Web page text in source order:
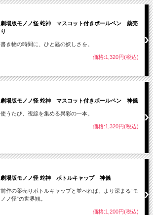
劇場版モノノ怪 蛇神 マスコット付きボールペン 薬売
り
書き物の時間に、ひと匙の妖しさを。
価格:1,320円(税込)
劇場版モノノ怪 蛇神 マスコット付きボールペン 神儀
使うたび、視線を集める異彩の一本。
価格:1,320円(税込)
劇場版モノノ怪 蛇神 ボトルキャップ 神儀
前作の薬売りボトルキャップと並べれば、より深まる“モ
ノノ怪”の世界観。
価格:1,200円(税込)